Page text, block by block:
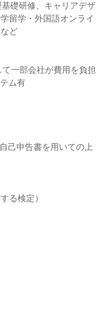
礎研修、キャリアデザ
留学・外国語オンライ
一部会社が費用を負担
己申告書を用いての上